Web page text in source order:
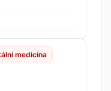
medicína